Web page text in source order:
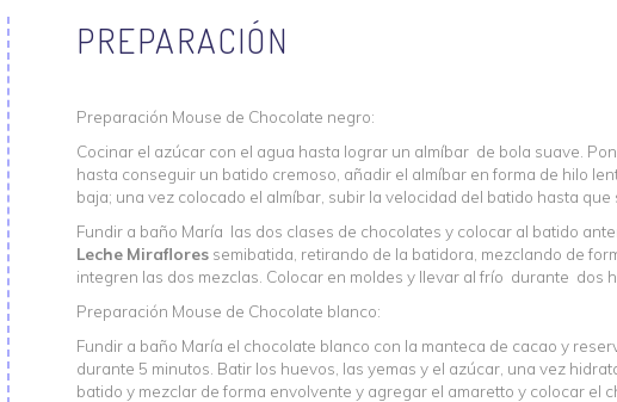
PREPARACIÓN
Preparación Mouse de Chocolate negro:
Cocinar el azúcar con el agua hasta lograr un almíbar de bola suave.
hasta conseguir un batido cremoso, añadir el almíbar en forma de hilo
baja; una vez colocado el almíbar, subir la velocidad del batido hasta
Fundir a baño María las dos clases de chocolates y colocar al batido
Leche Miraflores semibatida, retirando de la batidora, mezclando de
integren las dos mezclas. Colocar en moldes y llevar al frío durante dos
Preparación Mouse de Chocolate blanco:
Fundir a baño María el chocolate blanco con la manteca de cacao y
durante 5 minutos. Batir los huevos, las yemas y el azúcar, una vez
batido y mezclar de forma envolvente y agregar el amaretto y colocar el